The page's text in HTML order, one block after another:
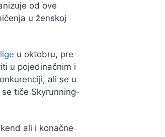
od ove
u ženskoj
u oktobru, pre
u pojedinačnim i
ali se u
tiče Skyrunning-
ali i konačne